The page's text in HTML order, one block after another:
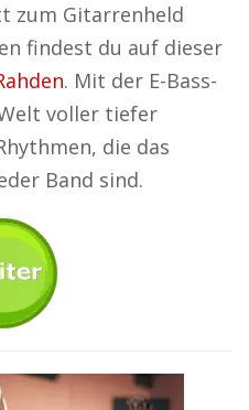
zum Gitarrenheld
findest du auf dieser
. Mit der E-Bass-
voller tiefer
die das
Band sind.